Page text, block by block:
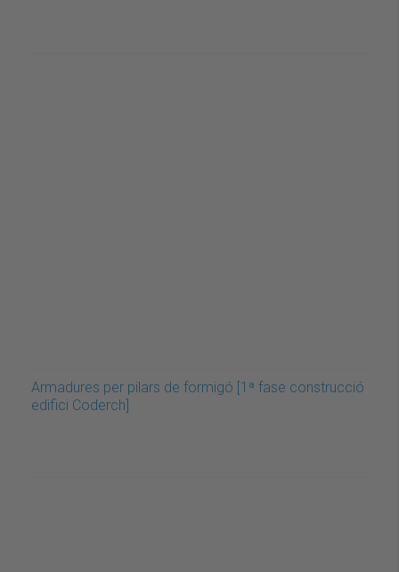
Armadures per pilars de formigó [1ª fase construcció
edifici Coderch]